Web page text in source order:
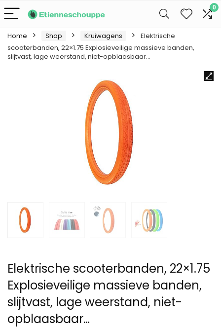
0
Home Shop Kruiwagens
Elektrische
scooterbanden, 22×1.75 Explosieveilige massieve banden,
slijtvast, lage weerstand, niet-opblaasbaar…
Elektrische scooterbanden, 22×1.75
Explosieveilige massieve banden,
slijtvast, lage weerstand, niet-
opblaasbaar…